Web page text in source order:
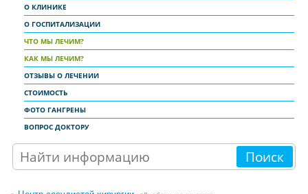
О КЛИНИКЕ
О ГОСПИТАЛИЗАЦИИ
ЧТО МЫ ЛЕЧИМ?
КАК МЫ ЛЕЧИМ?
ОТЗЫВЫ О ЛЕЧЕНИИ
СТОИМОСТЬ
ФОТО ГАНГРЕНЫ
ВОПРОС ДОКТОРУ
Поиск